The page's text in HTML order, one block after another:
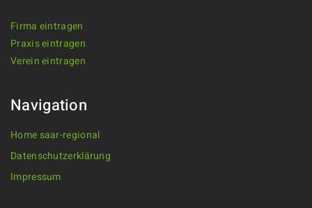
Firma eintragen
Praxis eintragen
Verein eintragen
Navigation
Home saar-regional
Datenschutzerklärung
Impressum